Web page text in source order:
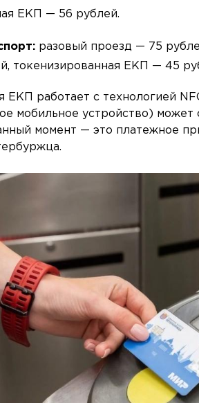
ЕКП — 56 рублей.
разовый проезд — 75
токенизированная ЕКП — 45
ЕКП работает с технологией
мобильное устройство) может
момент — это платежное